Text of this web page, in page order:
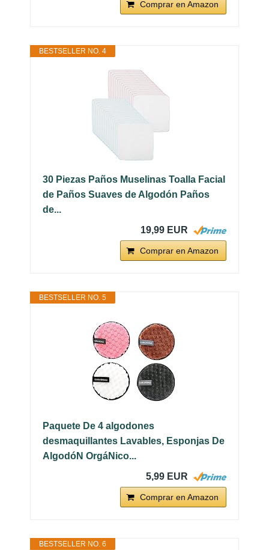
Comprar en Amazon
BESTSELLER NO. 4
30 Piezas Paños Muselinas Toalla Facial
de Paños Suaves de Algodón Paños
de...
19,99 EUR
Comprar en Amazon
BESTSELLER NO. 5
Paquete De 4 algodones
desmaquillantes Lavables, Esponjas De
AlgodóN OrgáNico...
5,99 EUR
Comprar en Amazon
BESTSELLER NO. 6